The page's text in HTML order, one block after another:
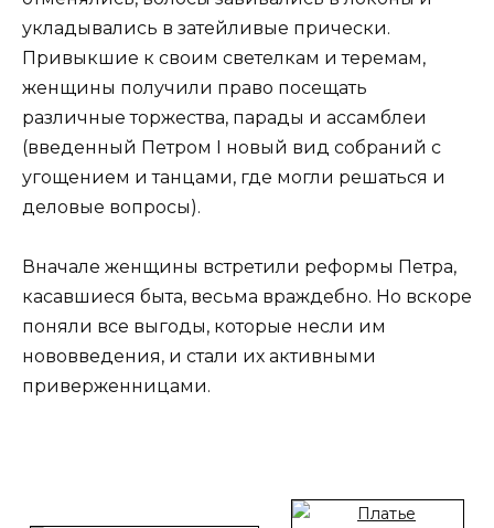
укладывались в затейливые прически.
Привыкшие к своим светелкам и теремам,
женщины получили право посещать
различные торжества, парады и ассамблеи
(введенный Петром I новый вид собраний с
угощением и танцами, где могли решаться и
деловые вопросы).
Вначале женщины встретили реформы Петра,
касавшиеся быта, весьма враждебно. Но вскоре
поняли все выгоды, которые несли им
нововведения, и стали их активными
приверженницами.